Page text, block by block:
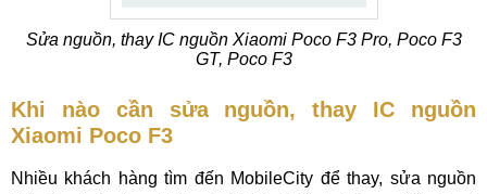
Sửa nguồn, thay IC nguồn Xiaomi Poco F3 Pro, Poco F3
GT, Poco F3
Khi nào cần sửa nguồn, thay IC nguồn
Xiaomi Poco F3
Nhiều khách hàng tìm đến MobileCity để thay, sửa nguồn